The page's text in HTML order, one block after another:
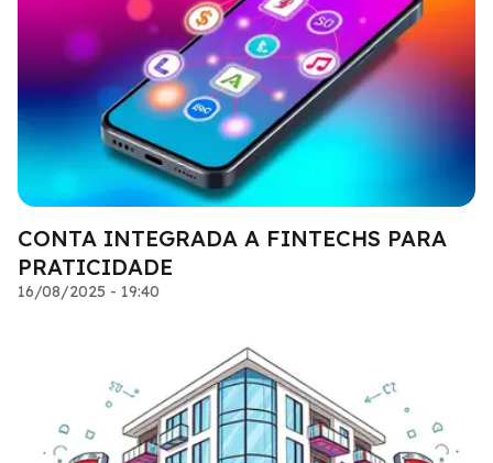
CONTA INTEGRADA A FINTECHS PARA
PRATICIDADE
16/08/2025 - 19:40